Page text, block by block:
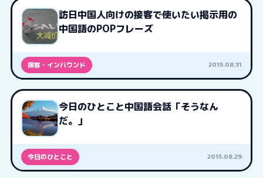
訪日中国人向けの接客で使いたい掲示用の
中国語のPOPフレーズ
接客・インバウンド 2015.08.31
今日のひとこと中国語会話「そうなん
だ。」
今日のひとこと 2015.08.29